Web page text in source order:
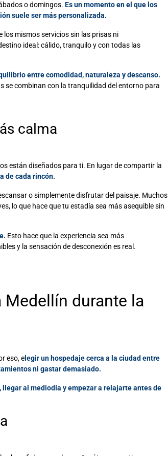
o domingos. Es un momento en el que los
suele ser más personalizada.
mismos servicios sin las prisas ni
ideal:cálido, tranquilo y con todas las
entre comodidad, naturaleza y descanso.
se combinan con la tranquilidad del entorno para
calma
están diseñados para ti. En lugar de compartir la
de cada rincón.
o simplemente disfrutar del paisaje. Muchos
lo que hace que tu estadía sea más asequible sin
Esto hace que la experiencia sea más
y la sensación de desconexión es real.
Medellín durante la
eso, e legir un hospedaje cerca a la ciudad entre
ni gastar demasiado.
al mediodía y empezar a relajarte antes de